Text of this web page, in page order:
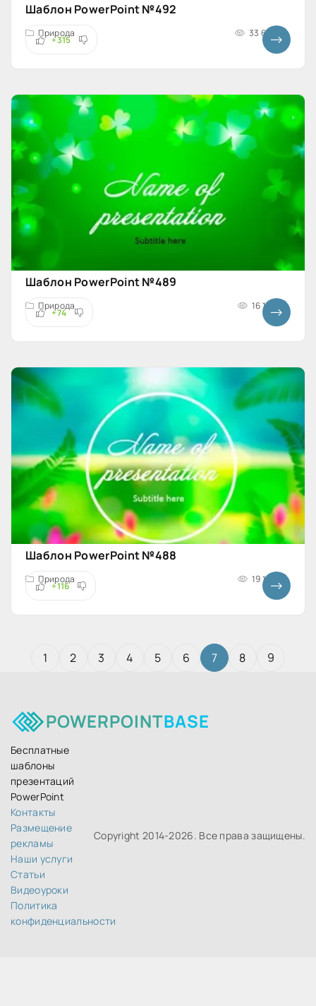
Шаблон PowerPoint №492
Природа 33 669
+315
Шаблон PowerPoint №489
Природа 16 160
+74
Шаблон PowerPoint №488
Природа 19 142
+116
1 2 3 4 5 6 7 8 9
POWERPOINTBASE
Бесплатные
шаблоны
презентаций
PowerPoint
Контакты
Размещение
рекламы
Наши услуги
Статьи
Видеоуроки
Политика
конфиденциальности
Copyright 2014-2026. Все права защищены.